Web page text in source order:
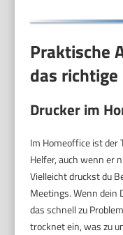
Praktische
das
Drucker im
Im Homeoffice ist
Helfer, auch wenn er
Vielleicht druckst du
Meetings. Wenn dein
das schnell zu
trocknet ein, was zu